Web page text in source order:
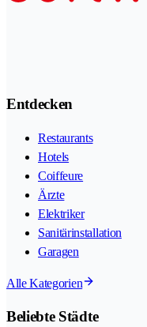
Entdecken
Restaurants
Hotels
Coiffeure
Ärzte
Elektriker
Sanitärinstallation
Garagen
Alle Kategorien
Beliebte Städte